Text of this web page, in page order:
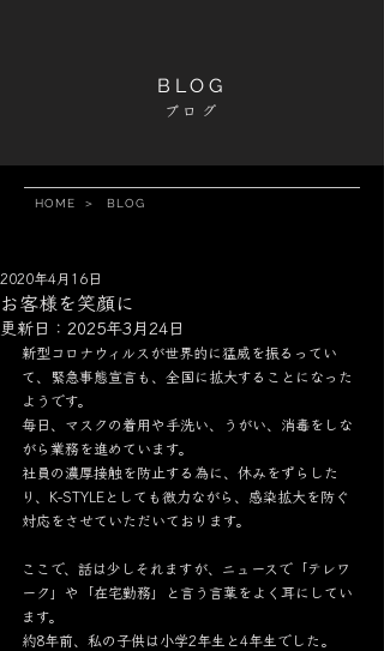
BLOG
ブログ
HOME ＞ BLOG
お客様を笑顔に
2020年4月16日
更新日： 2025年3月24日
新型コロナウィルスが世界的に猛威を振るってい
て、緊急事態宣言も、全国に拡大することになった
ようです。
毎日、マスクの着用や手洗い、うがい、消毒をしな
がら業務を進めています。
社員の濃厚接触を防止する為に、休みをずらした
り、K-STYLEとしても微力ながら、感染拡大を防ぐ
対応をさせていただいております。
ここで、話は少しそれますが、ニュースで「テレワ
ーク」や「在宅勤務」と言う言葉をよく耳にしてい
ます。
約8年前、私の子供は小学2年生と4年生でした。